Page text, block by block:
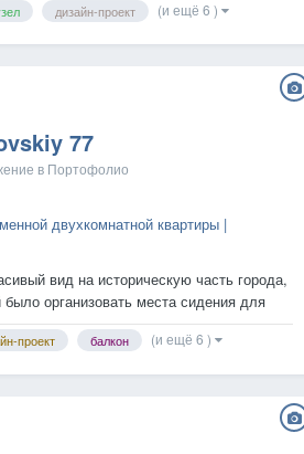
для тумбы под раковину.
дизайн-проект (и ещё 6 )
77
в Портофолио
двухкомнатной квартиры |
вид на историческую часть города,
организовать места сидения для
Стена за креслами выложена
Торшер позволит создавать
проект балкон (и ещё 6 )